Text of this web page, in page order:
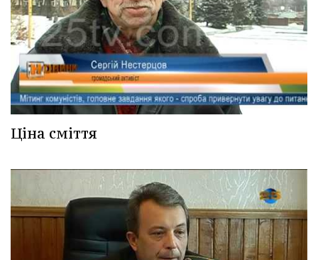
Ціна сміття